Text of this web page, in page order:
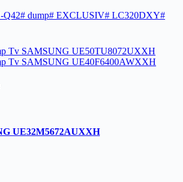
Q42# dump# EXCLUSIV# LC320DXY#
Tv SAMSUNG UE50TU8072UXXH
Tv SAMSUNG UE40F6400AWXXH
UE32M5672AUXXH